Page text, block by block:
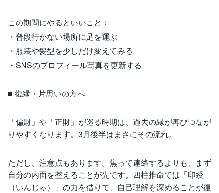
この期間にやるといいこと：
・普段行かない場所に足を運ぶ
・服装や髪型を少しだけ変えてみる
・SNSのプロフィール写真を更新する
■ 復縁・片思いの方へ
「偏財」や「正財」が巡る時期は、過去の縁が再びつなが
りやすくなります。3月後半はまさにその流れ。
ただし、注意点もあります。焦って連絡するよりも、まず
自分の内面を整えることが先です。四柱推命では「印綬
（いんじゅ）」の力を借りて、自己理解を深めることが復